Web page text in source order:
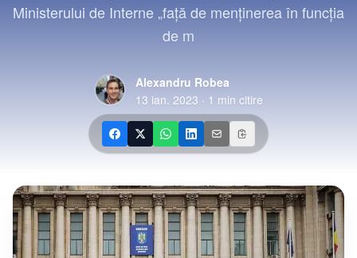
Contact
Ministerului de Interne „față de menținerea în funcția
de m
Alexandru Robea
13 ian. 2023 · 1 min citire